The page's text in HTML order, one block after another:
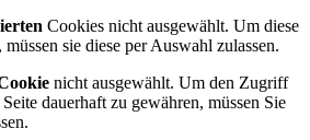
Cookies nicht ausgewählt. Um diese
sie diese per Auswahl zulassen.
nicht ausgewählt. Um den Zugriff
dauerhaft zu gewähren, müssen Sie